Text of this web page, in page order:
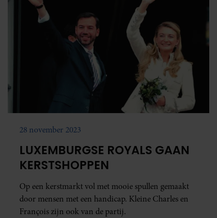
28 november 2023
LUXEMBURGSE ROYALS GAAN
KERSTSHOPPEN
Op een kerstmarkt vol met mooie spullen gemaakt
door mensen met een handicap. Kleine Charles en
François zijn ook van de partij.